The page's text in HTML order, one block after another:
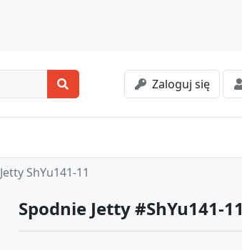
Zaloguj się
Jetty ShYu141-11
Spodnie Jetty #ShYu141-11